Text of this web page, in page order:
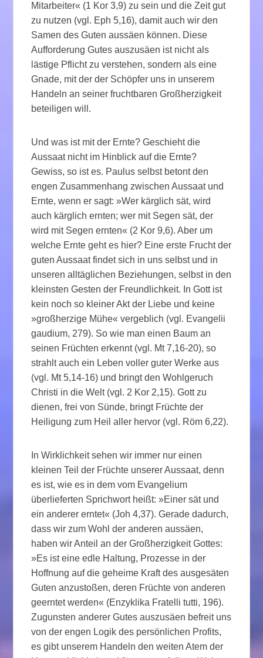
Mitarbeiter« (1 Kor 3,9) zu sein und die Zeit gut
zu nutzen (vgl. Eph 5,16), damit auch wir den
Samen des Guten aussäen können. Diese
Aufforderung Gutes auszusäen ist nicht als
lästige Pflicht zu verstehen, sondern als eine
Gnade, mit der der Schöpfer uns in unserem
Handeln an seiner fruchtbaren Großherzigkeit
beteiligen will.
Und was ist mit der Ernte? Geschieht die
Aussaat nicht im Hinblick auf die Ernte?
Gewiss, so ist es. Paulus selbst betont den
engen Zusammenhang zwischen Aussaat und
Ernte, wenn er sagt: »Wer kärglich sät, wird
auch kärglich ernten; wer mit Segen sät, der
wird mit Segen ernten« (2 Kor 9,6). Aber um
welche Ernte geht es hier? Eine erste Frucht der
guten Aussaat findet sich in uns selbst und in
unseren alltäglichen Beziehungen, selbst in den
kleinsten Gesten der Freundlichkeit. In Gott ist
kein noch so kleiner Akt der Liebe und keine
»großherzige Mühe« vergeblich (vgl. Evangelii
gaudium, 279). So wie man einen Baum an
seinen Früchten erkennt (vgl. Mt 7,16-20), so
strahlt auch ein Leben voller guter Werke aus
(vgl. Mt 5,14-16) und bringt den Wohlgeruch
Christi in die Welt (vgl. 2 Kor 2,15). Gott zu
dienen, frei von Sünde, bringt Früchte der
Heiligung zum Heil aller hervor (vgl. Röm 6,22).
In Wirklichkeit sehen wir immer nur einen
kleinen Teil der Früchte unserer Aussaat, denn
es ist, wie es in dem vom Evangelium
überlieferten Sprichwort heißt: »Einer sät und
ein anderer erntet« (Joh 4,37). Gerade dadurch,
dass wir zum Wohl der anderen aussäen,
haben wir Anteil an der Großherzigkeit Gottes:
»Es ist eine edle Haltung, Prozesse in der
Hoffnung auf die geheime Kraft des ausgesäten
Guten anzustoßen, deren Früchte von anderen
geerntet werden« (Enzyklika Fratelli tutti, 196).
Zugunsten anderer Gutes auszusäen befreit uns
von der engen Logik des persönlichen Profits,
es gibt unserem Handeln den weiten Atem der